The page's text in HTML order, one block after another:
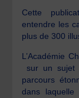
Cette
entendre les
plus de 300
L’Académie
sur un sujet
parcours
dans